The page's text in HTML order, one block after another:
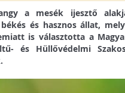
a mesék ijesztő
és hasznos állat,
is választotta a
és Hüllővédelmi